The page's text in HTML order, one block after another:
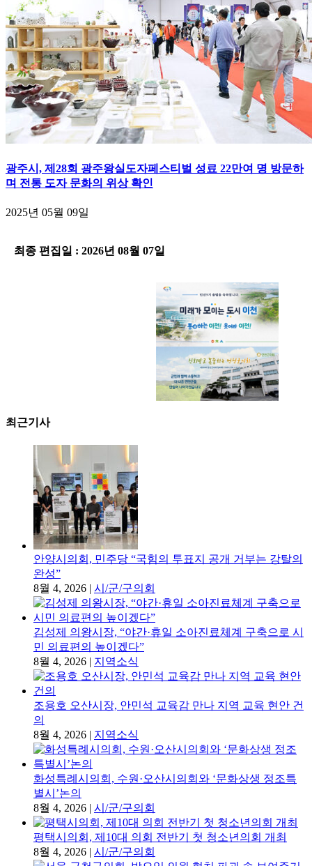
광주시, 제28회 광주왕실도자페스티벌 성료 22만여 명 방문하
며 전통 도자 문화의 위상 확인
2025년 05월 09일
최종 편집일 : 2026년 08월 07일
최근기사
안양시의회, 민주당 “국힘의 투표지 공개 거부는 강탈의
완성”
8월 4, 2026
시/군/구의회
김성제 의왕시장, “야간·휴일 소아진료체계 구축으로 시
민 의료편의 높이겠다”
8월 4, 2026
지역소식
조용호 오산시장, 안민석 교육감 만나 지역 교육 현안 건
의
8월 4, 2026
지역소식
화성특례시의회, 수원·오산시의회와 ‘문화상생 정조특
별시’논의
8월 4, 2026
시/군/구의회
평택시의회, 제10대 의회 전반기 첫 청소년의회 개최
8월 4, 2026
시/군/구의회